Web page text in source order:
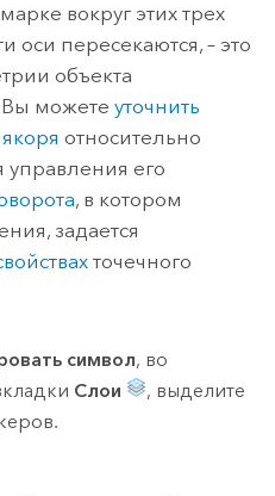
вокруг этих трех
оси пересекаются, – это
объекта
Вы можете уточнить
относительно
его
, в котором
задается
точечного
символ, во
Слои
, выделите